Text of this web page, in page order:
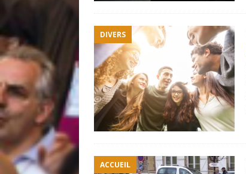
DIVERS
ACCUEIL